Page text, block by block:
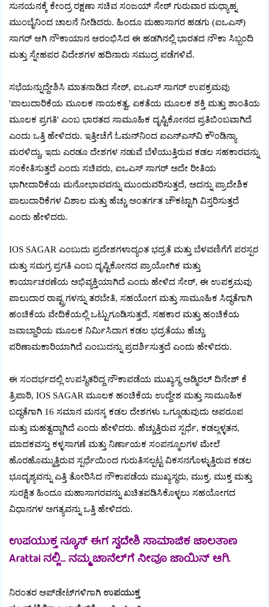
ಸುನಯನಕ್ಕೆ ಕೇಂದ್ರ ರಕ್ಷಣಾ ಸಚಿವ ಸಂಜಯ್ ಸೇಠ್ ಗುರುವಾರ ಮಧ್ಯಾಹ್ನ
ಮುಂಬೈನಿಂದ ಚಾಲನೆ ನೀಡಿದರು. ಹಿಂದೂ ಮಹಾಸಾಗರ ಹಡಗು (ಐಒಎಸ್)
ಸಾಗರ್ ಆಗಿ ನೌಕಾಯಾನ ಆರಂಭಿಸಿದ ಈ ಹಡಗಿನಲ್ಲಿ ಭಾರತದ ನೌಕಾ ಸಿಬ್ಬಂದಿ
ಮತ್ತು ಸ್ನೇಹಪರ ವಿದೇಶಗಳ ಹದಿನಾರು ಸಮುದ್ರ ಪಡೆಗಳಿವೆ.
ಸಭೆಯನ್ನುದ್ದೇಶಿಸಿ ಮಾತನಾಡಿದ ಸೇಠ್, ಐಒಎಸ್ ಸಾಗರ್ ಉಪಕ್ರಮವು
'ಪಾಲುದಾರಿಕೆಯ ಮೂಲಕ ನಾಯಕತ್ವ, ಏಕತೆಯ ಮೂಲಕ ಶಕ್ತಿ ಮತ್ತು ಶಾಂತಿಯ
ಮೂಲಕ ಪ್ರಗತಿ' ಎಂಬ ಭಾರತದ ಸಾಮೂಹಿಕ ದೃಷ್ಟಿಕೋನದ ಪ್ರತಿಬಿಂಬವಾಗಿದೆ
ಎಂದು ಒತ್ತಿ ಹೇಳಿದರು. ಇತ್ತೀಚೆಗೆ ಓಮನ್‌ನಿಂದ ಐಎನ್‌ಎಸ್‌ವಿ ಕೌಂಡಿನ್ಯಾ
ಮರಳಿದ್ದು, ಇದು ಎರಡೂ ದೇಶಗಳ ನಡುವೆ ಬೆಳೆಯುತ್ತಿರುವ ಕಡಲ ಸಹಕಾರವನ್ನು
ಸಂಕೇತಿಸುತ್ತದೆ ಎಂದು ಸಚಿವರು, ಐಒಎಸ್ ಸಾಗರ್ ಅದೇ ರೀತಿಯ
ಭಾಗೀದಾರಿಕೆಯ ಮನೋಭಾವವನ್ನು ಮುಂದುವರಿಸುತ್ತದೆ, ಅದನ್ನು ಪ್ರಾದೇಶಿಕ
ಪಾಲುದಾರಿಕೆಗಳ ವಿಶಾಲ ಮತ್ತು ಹೆಚ್ಚು ಅಂತರ್ಗತ ಚೌಕಟ್ಟಾಗಿ ವಿಸ್ತರಿಸುತ್ತದೆ
ಎಂದು ಹೇಳಿದರು.
IOS SAGAR ಎಂಬುದು ಪ್ರದೇಶಗಳಾದ್ಯಂತ ಭದ್ರತೆ ಮತ್ತು ಬೆಳವಣಿಗೆಗೆ ಪರಸ್ಪರ
ಮತ್ತು ಸಮಗ್ರ ಪ್ರಗತಿ ಎಂಬ ದೃಷ್ಟಿಕೋನದ ಪ್ರಾಯೋಗಿಕ ಮತ್ತು
ಕಾರ್ಯಾಚರಣೆಯ ಅಭಿವ್ಯಕ್ತಿಯಾಗಿದೆ ಎಂದು ಹೇಳಿದ ಸೇಠ್, ಈ ಉಪಕ್ರಮವು
ಪಾಲುದಾರ ರಾಷ್ಟ್ರಗಳನ್ನು ತರಬೇತಿ, ಸಹಯೋಗ ಮತ್ತು ಸಾಮೂಹಿಕ ಸಿದ್ಧತೆಗಾಗಿ
ಹಂಚಿಕೆಯ ವೇದಿಕೆಯಲ್ಲಿ ಒಟ್ಟುಗೂಡಿಸುತ್ತದೆ, ಸಹಕಾರ ಮತ್ತು ಹಂಚಿಕೆಯ
ಜವಾಬ್ದಾರಿಯ ಮೂಲಕ ನಿರ್ಮಿಸಿದಾಗ ಕಡಲ ಭದ್ರತೆಯು ಹೆಚ್ಚು
ಪರಿಣಾಮಕಾರಿಯಾಗಿದೆ ಎಂಬುದನ್ನು ಪ್ರದರ್ಶಿಸುತ್ತದೆ ಎಂದು ಹೇಳಿದರು.
ಈ ಸಂದರ್ಭದಲ್ಲಿ ಉಪಸ್ಥಿತರಿದ್ದ ನೌಕಾಪಡೆಯ ಮುಖ್ಯಸ್ಥ ಅಡ್ಮಿರಲ್ ದಿನೇಶ್ ಕೆ
ತ್ರಿಪಾಠಿ, IOS SAGAR ಮೂಲಕ ಹಂಚಿಕೆಯ ಉದ್ದೇಶ ಮತ್ತು ಸಾಮೂಹಿಕ
ಬದ್ಧತೆಗಾಗಿ 16 ಸಮಾನ ಮನಸ್ಕ ಕಡಲ ದೇಶಗಳು ಒಗ್ಗೂಡುವುದು ಅಪರೂಪ
ಮತ್ತು ಮಹತ್ವದ್ದಾಗಿದೆ ಎಂದು ಹೇಳಿದರು. ಹೆಚ್ಚುತ್ತಿರುವ ಸ್ಪರ್ಧೆ, ಕಡಲ್ಗಳ್ಳತನ,
ಮಾದಕವಸ್ತು ಕಳ್ಳಸಾಗಣೆ ಮತ್ತು ನಿರ್ಣಾಯಕ ಸಂಪನ್ಮೂಲಗಳ ಮೇಲೆ
ಹೊರಹೊಮ್ಮುತ್ತಿರುವ ಸ್ಪರ್ಧೆಯಿಂದ ಗುರುತಿಸಲ್ಪಟ್ಟ ವಿಕಸನಗೊಳ್ಳುತ್ತಿರುವ ಕಡಲ
ಭೂದೃಶ್ಯವನ್ನು ಎತ್ತಿ ತೋರಿಸಿದ ನೌಕಾಪಡೆಯ ಮುಖ್ಯಸ್ಥರು, ಮುಕ್ತ, ಮುಕ್ತ ಮತ್ತು
ಸುರಕ್ಷಿತ ಹಿಂದೂ ಮಹಾಸಾಗರವನ್ನು ಖಚಿತಪಡಿಸಿಕೊಳ್ಳಲು ಸಹಯೋಗದ
ವಿಧಾನಗಳ ಅಗತ್ಯವನ್ನು ಒತ್ತಿ ಹೇಳಿದರು.
ಉಪಯುಕ್ತ ನ್ಯೂಸ್ ಈಗ ಸ್ವದೇಶಿ ಸಾಮಾಜಿಕ ಜಾಲತಾಣ
Arattai ನಲ್ಲಿ... ನಮ್ಮ ಚಾನೆಲ್‌ಗೆ ನೀವೂ ಜಾಯಿನ್ ಆಗಿ.
ನಿರಂತರ ಅಪ್‌ಡೇಟ್‌ಗಳಿಗಾಗಿ ಉಪಯುಕ್ತ